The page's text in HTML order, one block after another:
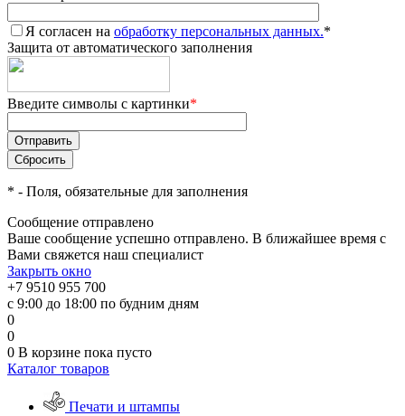
Я согласен на обработку персональных данных.*
Защита от автоматического заполнения
Введите символы с картинки*
* - Поля, обязательные для заполнения
Сообщение отправлено
Ваше сообщение успешно отправлено. В ближайшее время с
Вами свяжется наш специалист
Закрыть окно
+7 9510 955 700
с 9:00 до 18:00 по будним дням
0
0
0 В корзине пока пусто
Каталог товаров
Печати и штампы